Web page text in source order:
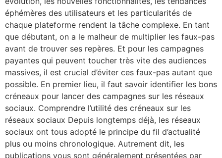
éphémères des utilisateurs et les particularités de
chaque plateforme rendent la tâche complexe. En tant
que débutant, on a le malheur de multiplier les faux-pas
avant de trouver ses repères. Et pour les campagnes
payantes qui peuvent toucher très vite des audiences
massives, il est crucial d’éviter ces faux-pas autant que
possible. En premier lieu, il faut savoir identifier les bons
créneaux pour lancer des campagnes sur les réseaux
sociaux. Comprendre l’utilité des créneaux sur les
réseaux sociaux Depuis longtemps déjà, les réseaux
sociaux ont tous adopté le principe du fil d’actualité
plus ou moins chronologique. Autrement dit, les
publications vous sont généralement présentées par